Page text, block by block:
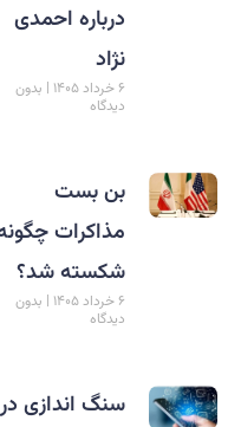
درباره احمدی
نژاد
۶ خرداد ۱۴۰۵
بدون
دیدگاه
بن بست
مذاکرات چگونه
شکسته شد؟
۶ خرداد ۱۴۰۵
بدون
دیدگاه
سنگ اندازی در